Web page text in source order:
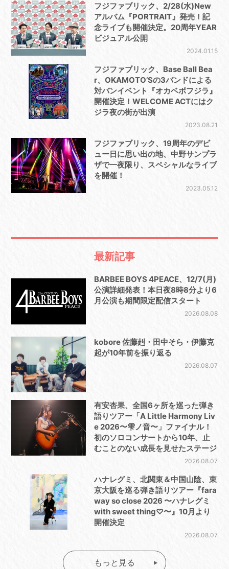
フジファブリック、2/28(水)New
アルバム『PORTRAIT』発売！記
念ライブも開催決定。20周年YEAR
ビジュアル公開
2024.01.15
フジファブリック、Base Ball Bea
r、OKAMOTO’Sの3バンドによる
対バンイベント『オカベボフジラ』
開催決定！WELCOME ACTにはク
ジラ夜の街が出演
2023.08.21
フジファブリック、19周年のデビ
ュー日に思い出の地、中野サンプラ
ザで一夜限り、スペシャルなライブ
を開催！
2023.05.12
最新記事
BARBEE BOYS 4PEACE、12/7(月)
公演詳細発表！本日夜8時8分より6
月公演も期間限定配信スタート
2026.08.08
kobore 佐藤赳・田中そら・伊藤克
起が10年前を振り返る
2026.08.07
有安杏果、全国6ヶ所を巡った弾き
語りツアー「A Little Harmony Liv
e 2026〜雫ノ音〜」ファイナル！
初のソロコンサートから10年、止
むことのない成長を見せたステージ
2026.08.07
ハナレグミ、北関東＆中国山陰、東
京大阪を巡る弾き語りツアー『fara
way so close 2026 〜ハナレグミ
with sweet thing♡〜』10月より
開催決定
2026.08.07
もっと見る